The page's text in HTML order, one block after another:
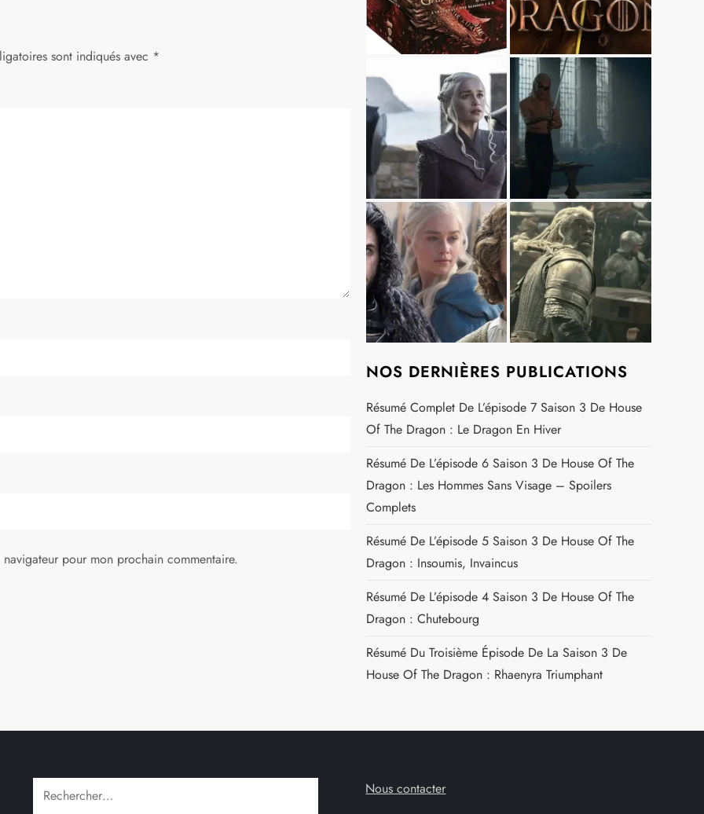
sont indiqués avec *
pour mon prochain commentaire.
NOS DERNIÈRES PUBLICATIONS
Résumé Complet De L’épisode 7 Saison 3 De House
Of The Dragon : Le Dragon En Hiver
Résumé De L’épisode 6 Saison 3 De House Of The
Dragon : Les Hommes Sans Visage – Spoilers
Complets
Résumé De L’épisode 5 Saison 3 De House Of The
Dragon : Insoumis, Invaincus
Résumé De L’épisode 4 Saison 3 De House Of The
Dragon : Chutebourg
Résumé Du Troisième Épisode De La Saison 3 De
House Of The Dragon : Rhaenyra Triumphant
Rechercher : Nous contacter